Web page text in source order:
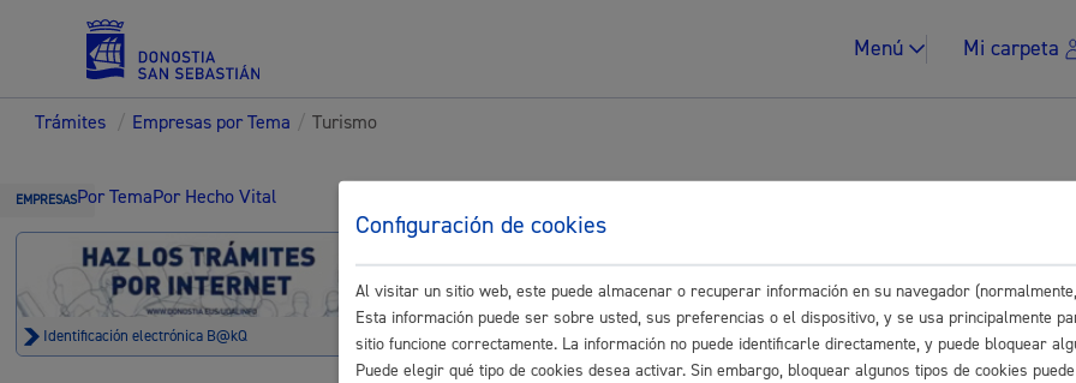
Menú Mi carpeta
Servicios
Padrón y asuntos personales Impuestos y multas
Trámites / Empresas por Tema / Turismo
EMPRESASPor TemaPor Hecho Vital
Identificación electrónica B@kQ
Trámites para Empresas
Buscar
Turismo
Configuración de cookies
Al visitar un sitio web, este puede almacenar o recuperar información en su navegador
Esta información puede ser sobre usted, sus preferencias o el dispositivo, y se usa principalmente
sitio funcione correctamente. La información no puede identificarle directamente, y puede bloquear
Puede elegir qué tipo de cookies desea activar. Sin embargo, bloquear algunos tipos de cookies